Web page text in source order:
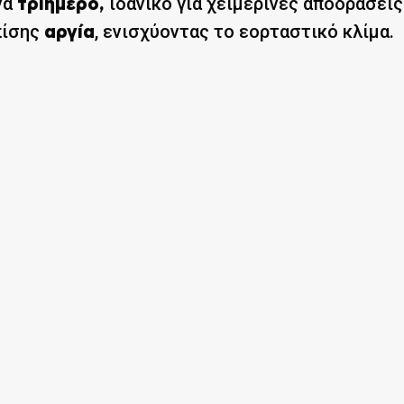
τριήμερο,
αργία, ενισχύοντας το εορταστικό κλίμα.